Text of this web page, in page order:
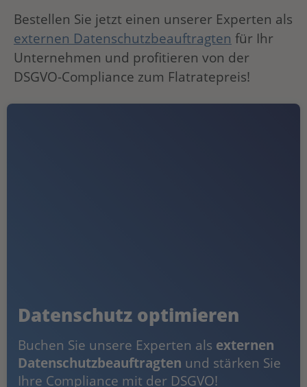
Bestellen Sie jetzt einen unserer Experten als
externen Datenschutzbeauftragten für Ihr
Unternehmen und profitieren von der
DSGVO-Compliance zum Flatratepreis!
Datenschutz optimieren
Buchen Sie unsere Experten als externen
Datenschutzbeauftragten und stärken Sie
Ihre Compliance mit der DSGVO!